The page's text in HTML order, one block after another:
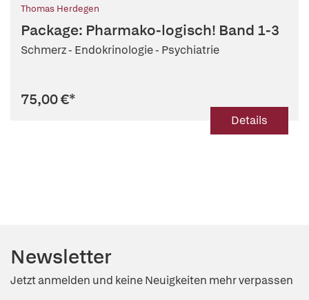
Thomas Herdegen
Package: Pharmako-logisch! Band 1-3
Schmerz - Endokrinologie - Psychiatrie
75,00 €*
Details
Newsletter
Jetzt anmelden und keine Neuigkeiten mehr verpassen